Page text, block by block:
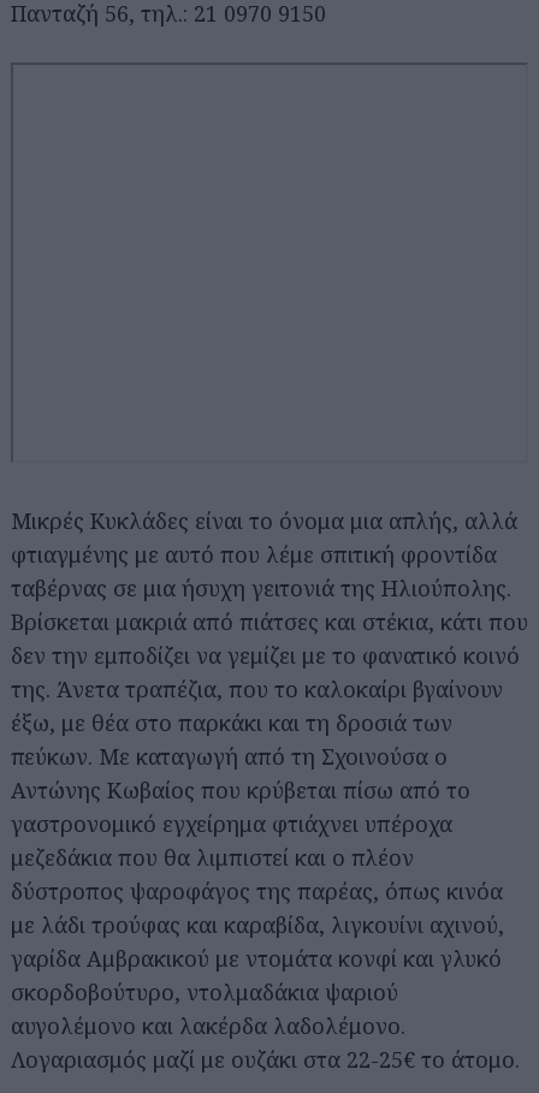
Πανταζή 56, τηλ.: 21 0970 9150
Μικρές Κυκλάδες είναι το όνομα μια απλής, αλλά
φτιαγμένης με αυτό που λέμε σπιτική φροντίδα
ταβέρνας σε μια ήσυχη γειτονιά της Ηλιούπολης.
Βρίσκεται μακριά από πιάτσες και στέκια, κάτι που
δεν την εμποδίζει να γεμίζει με το φανατικό κοινό
της. Άνετα τραπέζια, που το καλοκαίρι βγαίνουν
έξω, με θέα στο παρκάκι και τη δροσιά των
πεύκων. Με καταγωγή από τη Σχοινούσα ο
Αντώνης Κωβαίος που κρύβεται πίσω από το
γαστρονομικό εγχείρημα φτιάχνει υπέροχα
μεζεδάκια που θα λιμπιστεί και ο πλέον
δύστροπος ψαροφάγος της παρέας, όπως κινόα
με λάδι τρούφας και καραβίδα, λιγκουίνι αχινού,
γαρίδα Αμβρακικού με ντομάτα κονφί και γλυκό
σκορδοβούτυρο, ντολμαδάκια ψαριού
αυγολέμονο και λακέρδα λαδολέμονο.
Λογαριασμός μαζί με ουζάκι στα 22-25€ το άτομο.